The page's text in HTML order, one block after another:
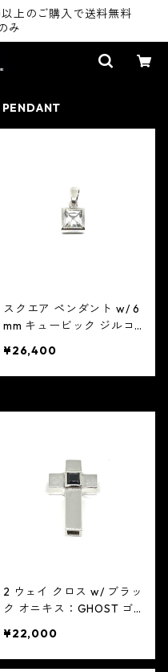
上のご購入で送料無料
み
PENDANT
スクエア ペンダント w/ 6
mm キュービック ジルコ
¥26,400
2 ウェイ クロス w/ ブラッ
ク オニキス：GHOST ゴー
¥22,000